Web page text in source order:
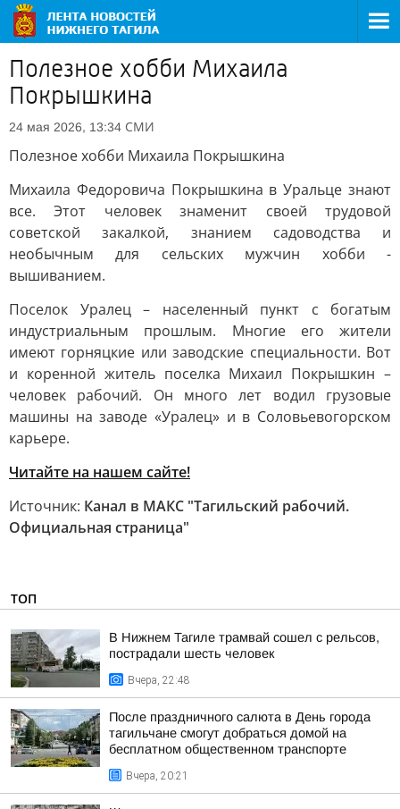
Полезное хобби Михаила
Покрышкина
24 мая 2026, 13:34 СМИ
Полезное хобби Михаила Покрышкина
Михаила Федоровича Покрышкина в Уральце знают
все. Этот человек знаменит своей трудовой
советской закалкой, знанием садоводства и
необычным для сельских мужчин хобби -
вышиванием.
Поселок Уралец – населенный пункт с богатым
индустриальным прошлым. Многие его жители
имеют горняцкие или заводские специальности. Вот
и коренной житель поселка Михаил Покрышкин –
человек рабочий. Он много лет водил грузовые
машины на заводе «Уралец» и в Соловьевогорском
карьере.
Читайте на нашем сайте!
Источник: Канал в МАКС "Тагильский рабочий.
Официальная страница"
ТОП
В Нижнем Тагиле трамвай сошел с рельсов,
пострадали шесть человек
Вчера, 22:48
После праздничного салюта в День города
тагильчане смогут добраться домой на
бесплатном общественном транспорте
Вчера, 20:21